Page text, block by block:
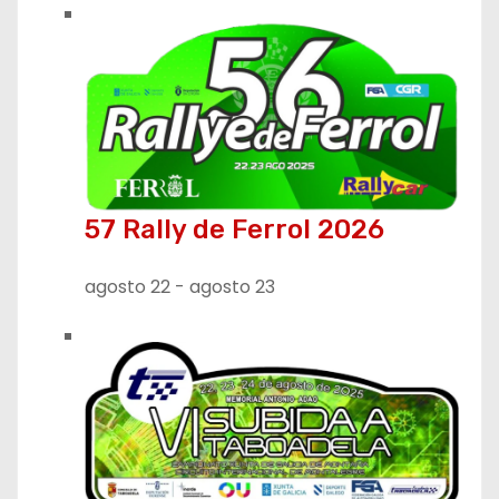
57 Rally de Ferrol 2026
agosto 22 - agosto 23